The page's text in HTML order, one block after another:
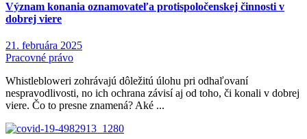
Význam konania oznamovateľa protispoločenskej činnosti v
dobrej viere
21. februára 2025
Pracovné právo
Whistlebloweri zohrávajú dôležitú úlohu pri odhaľovaní
nespravodlivosti, no ich ochrana závisí aj od toho, či konali v dobrej
viere. Čo to presne znamená? Aké ...